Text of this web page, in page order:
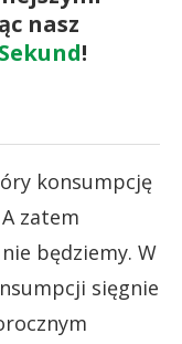
nasz
!
konsumpcję
zatem
będziemy. W
sięgnie